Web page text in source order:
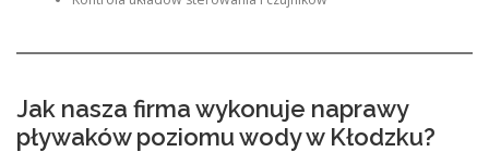
Jak nasza firma wykonuje naprawy
pływaków poziomu wody w Kłodzku?